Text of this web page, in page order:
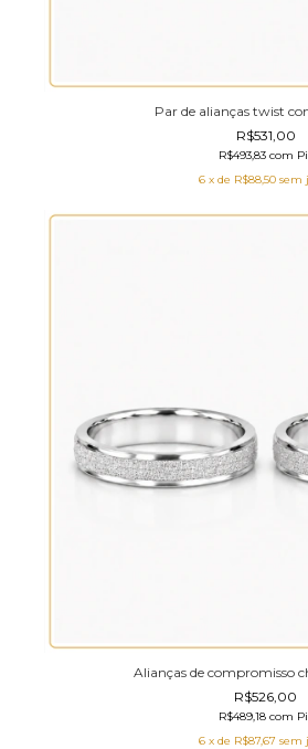
Par de alianças twist
R$531,00
R$493,83 com
6 x de R$88,50 sem
Alianças de compromisso
R$526,00
R$489,18 com
6 x de R$87,67 sem